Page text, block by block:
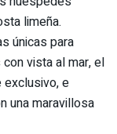
limeña.
únicas para
vista al mar, el
exclusivo, e
una maravillosa